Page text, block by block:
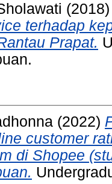
terhadap
Prapat.
(2022)
customer
di Shopee